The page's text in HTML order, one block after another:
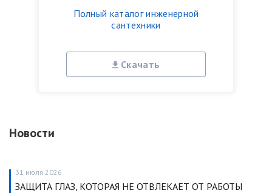
Полный каталог инженерной
сантехники
Скачать
Новости
31 июля 2026
ЗАЩИТА ГЛАЗ, КОТОРАЯ НЕ ОТВЛЕКАЕТ ОТ РАБОТЫ